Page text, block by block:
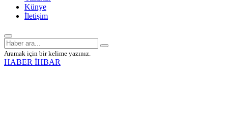
Künye
İletişim
Aramak için bir kelime yazınız.
HABER İHBAR